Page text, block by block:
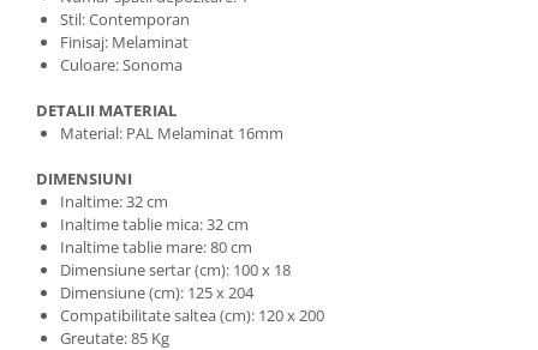
Stil: Contemporan
Finisaj: Melaminat
Culoare: Sonoma
DETALII MATERIAL
Material: PAL Melaminat 16mm
DIMENSIUNI
Inaltime: 32 cm
Inaltime tablie mica: 32 cm
Inaltime tablie mare: 80 cm
Dimensiune sertar (cm): 100 x 18
Dimensiune (cm): 125 x 204
Compatibilitate saltea (cm): 120 x 200
Greutate: 85 Kg